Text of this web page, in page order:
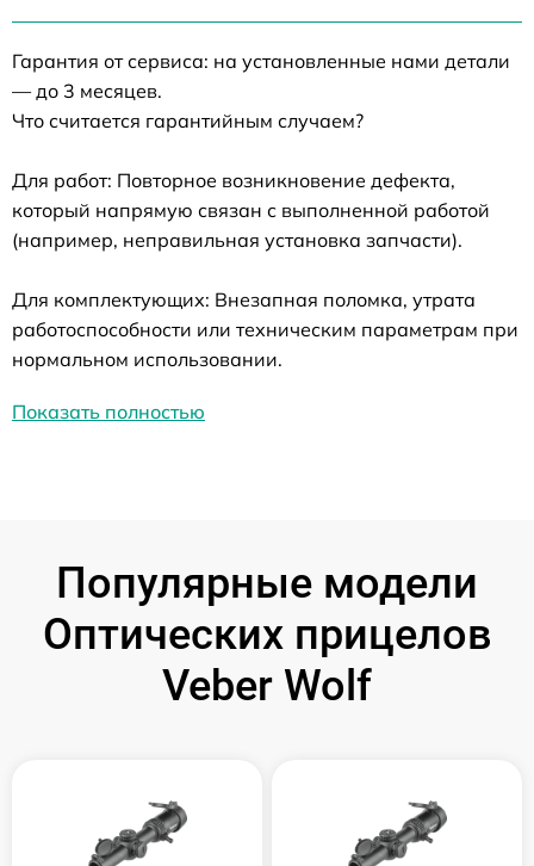
Гарантия от сервиса: на установленные нами детали
— до 3 месяцев.
Что считается гарантийным случаем?
Для работ: Повторное возникновение дефекта,
который напрямую связан с выполненной работой
(например, неправильная установка запчасти).
Для комплектующих: Внезапная поломка, утрата
работоспособности или техническим параметрам при
нормальном использовании.
Показать полностью
Популярные модели
Оптических прицелов
Veber Wolf